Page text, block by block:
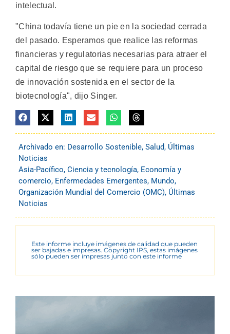
intelectual.
"China todavía tiene un pie en la sociedad cerrada
del pasado. Esperamos que realice las reformas
financieras y regulatorias necesarias para atraer el
capital de riesgo que se requiere para un proceso
de innovación sostenida en el sector de la
biotecnología", dijo Singer.
Archivado en: Desarrollo Sostenible, Salud, Últimas
Noticias
Asia-Pacífico, Ciencia y tecnología, Economía y
comercio, Enfermedades Emergentes, Mundo,
Organización Mundial del Comercio (OMC), Últimas
Noticias
Este informe incluye imágenes de calidad que pueden
ser bajadas e impresas. Copyright IPS, estas imágenes
sólo pueden ser impresas junto con este informe